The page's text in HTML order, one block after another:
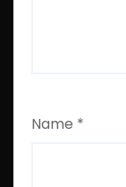
Name *